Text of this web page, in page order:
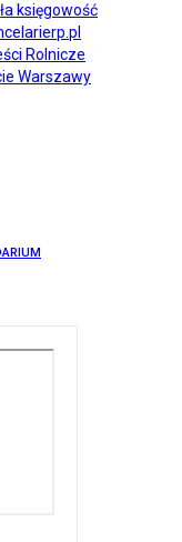
księgowość
Rolnicze
Warszawy